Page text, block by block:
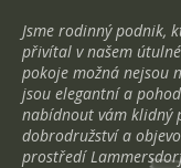
Jsme rodinný podnik,
přivítal v našem
pokoje možná nejsou
jsou elegantní a
nabídnout vám klidný
dobrodružství a
prostředí